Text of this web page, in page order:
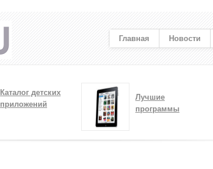
Главная Новости
Каталог детских
приложений
Лучшие
программы